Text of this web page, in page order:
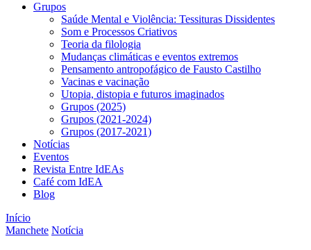
Grupos
Saúde Mental e Violência: Tessituras Dissidentes
Som e Processos Criativos
Teoria da filologia
Mudanças climáticas e eventos extremos
Pensamento antropofágico de Fausto Castilho
Vacinas e vacinação
Utopia, distopia e futuros imaginados
Grupos (2025)
Grupos (2021-2024)
Grupos (2017-2021)
Notícias
Eventos
Revista Entre IdEAs
Café com IdEA
Blog
Início
Manchete Notícia